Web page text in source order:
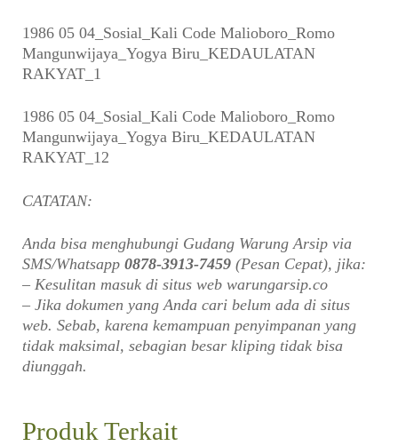
1986 05 04_Sosial_Kali Code Malioboro_Romo
Mangunwijaya_Yogya Biru_KEDAULATAN
RAKYAT_1
1986 05 04_Sosial_Kali Code Malioboro_Romo
Mangunwijaya_Yogya Biru_KEDAULATAN
RAKYAT_12
CATATAN:
Anda bisa menghubungi Gudang Warung Arsip via
SMS/Whatsapp0878-3913-7459 (Pesan Cepat), jika:
– Kesulitan masuk di situs web warungarsip.co
– Jika dokumen yang Anda cari belum ada di situs
web. Sebab, karena kemampuan penyimpanan yang
tidak maksimal, sebagian besar kliping tidak bisa
diunggah.
Produk Terkait